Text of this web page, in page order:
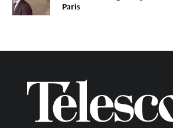
Paris